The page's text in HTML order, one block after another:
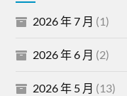
2026 年 7 月 (1)
2026 年 6 月 (2)
2026 年 5 月 (13)